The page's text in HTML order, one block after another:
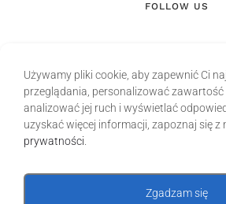
FOLLOW US
Używamy pliki cookie, aby zapewnić Ci
przeglądania, personalizować zawartość
analizować jej ruch i wyświetlać
uzyskać więcej informacji, zapoznaj się z
prywatności
Zgadzam się